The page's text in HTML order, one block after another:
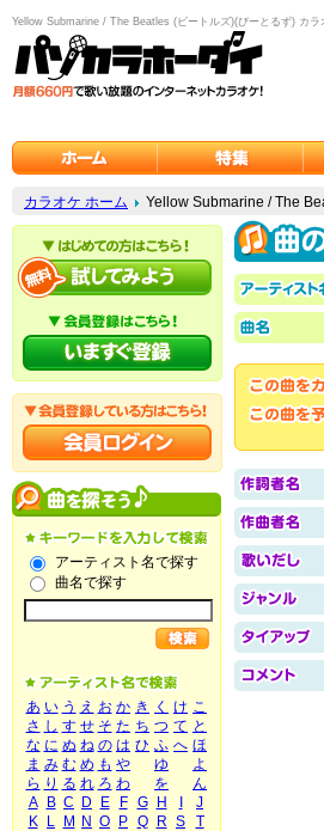
Yellow Submarine / The Beatles (ビートルズ)(びーとるず) カラ
カラオケ ホーム Yellow Submarine / The
アーティスト名で探す
曲名で探す
あ い う え お か き く け こ
さ し す せ そ た ち つ て と
な に ぬ ね の は ひ ふ へ ほ
ま み む め も や ゆ
よ
ら り る れ ろ わ を
ん
A
B C D E F G H
J
K
L M N O P Q R S
T